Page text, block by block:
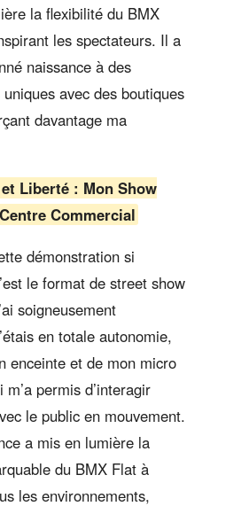
la flexibilité du BMX
les spectateurs. Il a
naissance à des
avec des boutiques
davantage ma
Liberté : Mon Show
Commercial
démonstration si
le format de street show
soigneusement
en totale autonomie,
enceinte et de mon micro
permis d’interagir
le public en mouvement.
a mis en lumière la
du BMX Flat à
les environnements,